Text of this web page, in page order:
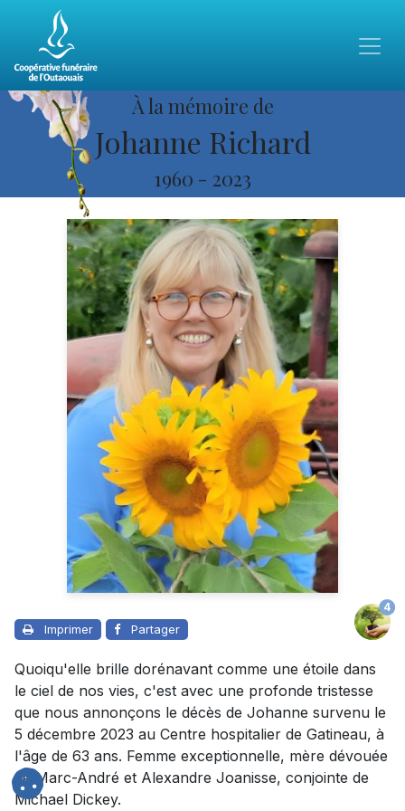
À la mémoire de
Johanne Richard
1960 - 2023
Imprimer Partager
4
Quoiqu'elle brille dorénavant comme une étoile dans
le ciel de nos vies, c'est avec une profonde tristesse
que nous annonçons le décès de Johanne survenu le
5 décembre 2023 au Centre hospitalier de Gatineau, à
l'âge de 63 ans. Femme exceptionnelle, mère dévouée
de Marc-André et Alexandre Joanisse, conjointe de
Michael Dickey.